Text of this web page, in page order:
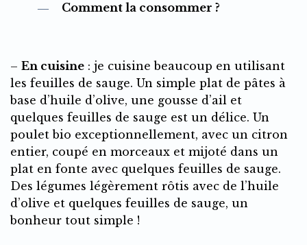
Comment la consommer ?
– En cuisine : je cuisine beaucoup en utilisant
les feuilles de sauge. Un simple plat de pâtes à
base d’huile d’olive, une gousse d’ail et
quelques feuilles de sauge est un délice. Un
poulet bio exceptionnellement, avec un citron
entier, coupé en morceaux et mijoté dans un
plat en fonte avec quelques feuilles de sauge.
Des légumes légèrement rôtis avec de l’huile
d’olive et quelques feuilles de sauge, un
bonheur tout simple !